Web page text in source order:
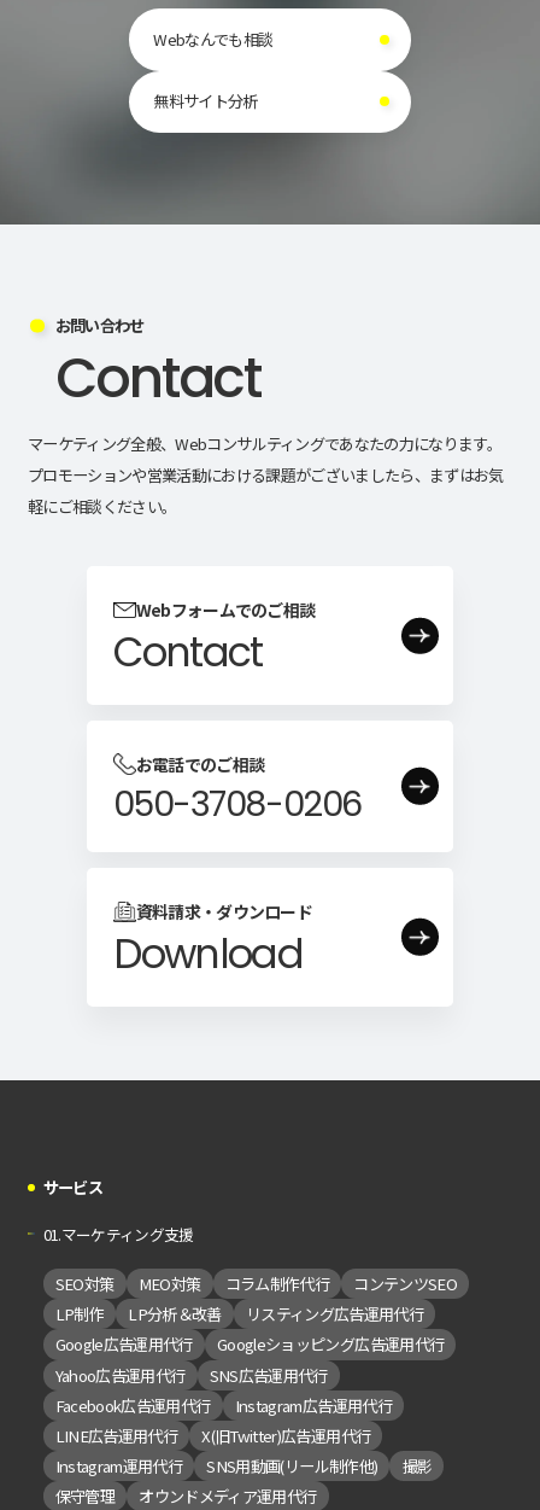
Webなんでも相談
無料サイト分析
お問い合わせ
Contact
マーケティング全般、Webコンサルティングであなたの力になります。
プロモーションや営業活動における課題がございましたら、まずはお気
軽にご相談ください。
Webフォームでのご相談
Contact
お電話でのご相談
050-3708-0206
資料請求・ダウンロード
Download
サービス
01.マーケティング支援
SEO対策 MEO対策 コラム制作代行
コンテンツSEO
LP制作
LP分析＆改善
リスティング広告運用代行
Google広告運用代行
Googleショッピング広告運用代行
Yahoo広告運用代行
SNS広告運用代行
Facebook広告運用代行
Instagram広告運用代行
LINE広告運用代行
X(旧Twitter)広告運用代行
Instagram運用代行
SNS用動画(リール制作他)
撮影
保守管理
オウンドメディア運用代行